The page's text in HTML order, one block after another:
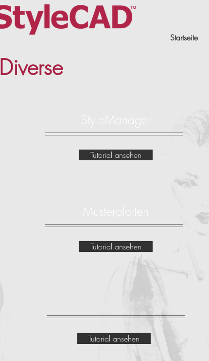
Startseite
Diverse
Tutorial ansehen
Musterplotten
Tutorial ansehen
Erstellen Sie ein PDF in Originalgröße für den Druck
Tutorial ansehen